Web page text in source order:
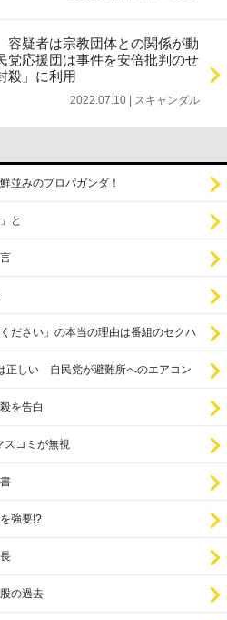
疑者は宗教団体との関係が動
応援団は事件を安倍批判のせ
殺」に利用
2022.07.10 | スキャンダル
並みのプロパガンダ！
と
ださい」の本当の理由は番組のセクハ
正しい 自民党が避難所へのエアコン
を告白
スコミが無視
強要!?
の過去